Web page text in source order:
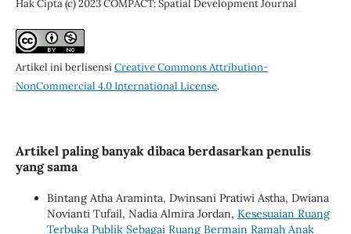
Hak Cipta (c) 2023 COMPACT: Spatial Development Journal
Artikel ini berlisensiCreative Commons Attribution-
NonCommercial 4.0 International License.
Artikel paling banyak dibaca berdasarkan penulis
yang sama
Bintang Atha Araminta, Dwinsani Pratiwi Astha, Dwiana
Novianti Tufail, Nadia Almira Jordan, Kesesuaian Ruang
Terbuka Publik Sebagai Ruang Bermain Ramah Anak